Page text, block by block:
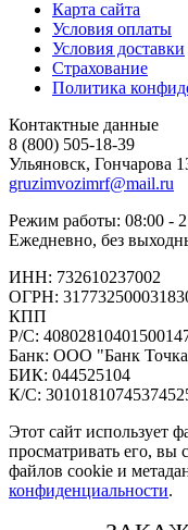
Карта сайта
Условия оплаты
Условия доставки
Страхование
Политика
Контактные данные
8 (800) 505-18-39
Ульяновск, Гончарова
gruzimvozimrf@mail.ru
Режим работы: 08:00 -
Ежедневно, без
ИНН: 732610237002
ОГРН:
КПП
Р/С:
Банк: ООО "Банк
БИК: 044525104
К/С:
Этот сайт использует
просматривать его, вы
файлов cookie и
конфиденциальности.